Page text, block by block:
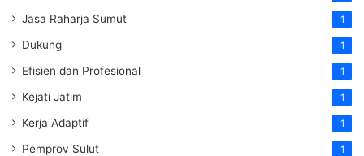
Jasa Raharja Sumut 1
Dukung 1
Efisien dan Profesional 1
Kejati Jatim 1
Kerja Adaptif 1
Pemprov Sulut 1